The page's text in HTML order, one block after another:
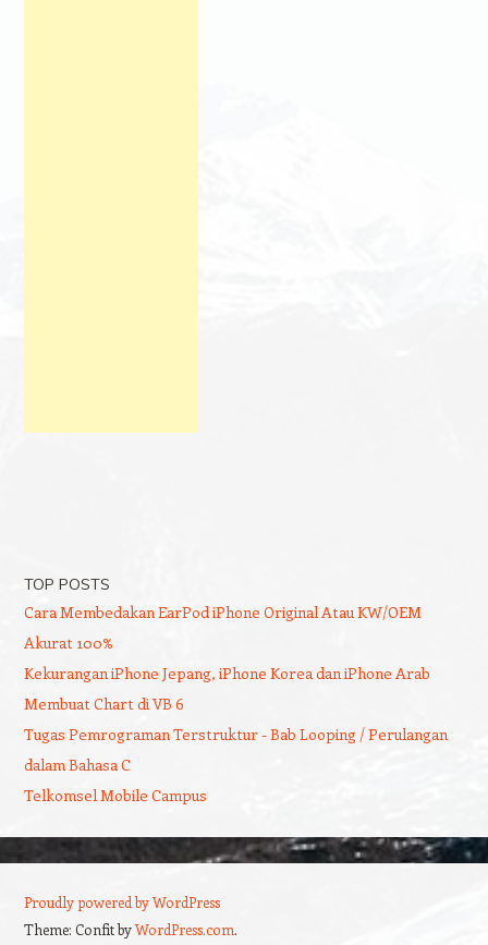
TOP POSTS
Cara Membedakan EarPod iPhone Original Atau KW/OEM
Akurat 100%
Kekurangan iPhone Jepang, iPhone Korea dan iPhone Arab
Membuat Chart di VB 6
Tugas Pemrograman Terstruktur - Bab Looping / Perulangan
dalam Bahasa C
Telkomsel Mobile Campus
Proudly powered by WordPress
Theme: Confit byWordPress.com.